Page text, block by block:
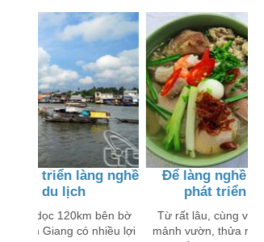
nghề
bên bờ
có nhiều lợi
Ðể làng nghề ở Tiền Giang
phát triển bền vững
Từ rất lâu, cùng với việc gắn bó với
mảnh vườn, thửa ruộng..., người dân